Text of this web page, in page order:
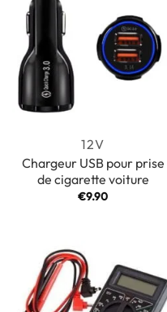
12V
Chargeur USB pour prise
de cigarette voiture
€9.90